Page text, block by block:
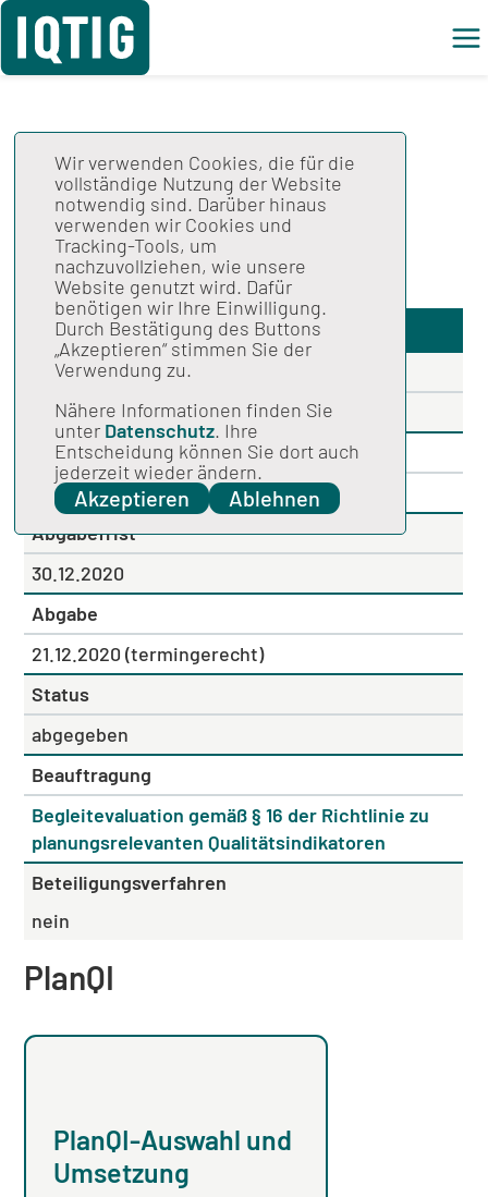
Begleitevaluation
PlanQI:
Zwischenbericht
Auftragsdetails
Auftragsname
Begleitevaluation PlanQI: Zwischenbericht
Auftragsdatum
18.04.2018
Abgabefrist
30.12.2020
Abgabe
21.12.2020 (termingerecht)
Status
abgegeben
Beauftragung
Begleitevaluation gemäß § 16 der Richtlinie zu
planungsrelevanten Qualitätsindikatoren
Beteiligungsverfahren
nein
PlanQI
PlanQI-Auswahl und
Umsetzung
Wir verwenden Cookies, die für die
vollständige Nutzung der Website
notwendig sind. Darüber hinaus
verwenden wir Cookies und
Tracking-Tools, um
nachzuvollziehen, wie unsere
Website genutzt wird. Dafür
benötigen wir Ihre Einwilligung.
Durch Bestätigung des Buttons
„Akzeptieren“ stimmen Sie der
Verwendung zu.
Nähere Informationen finden Sie
unter Datenschutz. Ihre
Entscheidung können Sie dort auch
jederzeit wieder ändern.
Akzeptieren Ablehnen